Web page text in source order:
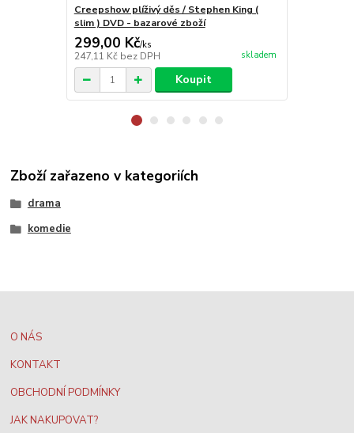
Creepshow plíživý děs / Stephen King (
slim ) DVD - bazarové zboží
299,00 Kč/ks
247,11 Kč bez DPH skladem
Koupit
Zboží zařazeno v kategoriích
drama
komedie
O NÁS
KONTAKT
OBCHODNÍ PODMÍNKY
JAK NAKUPOVAT?